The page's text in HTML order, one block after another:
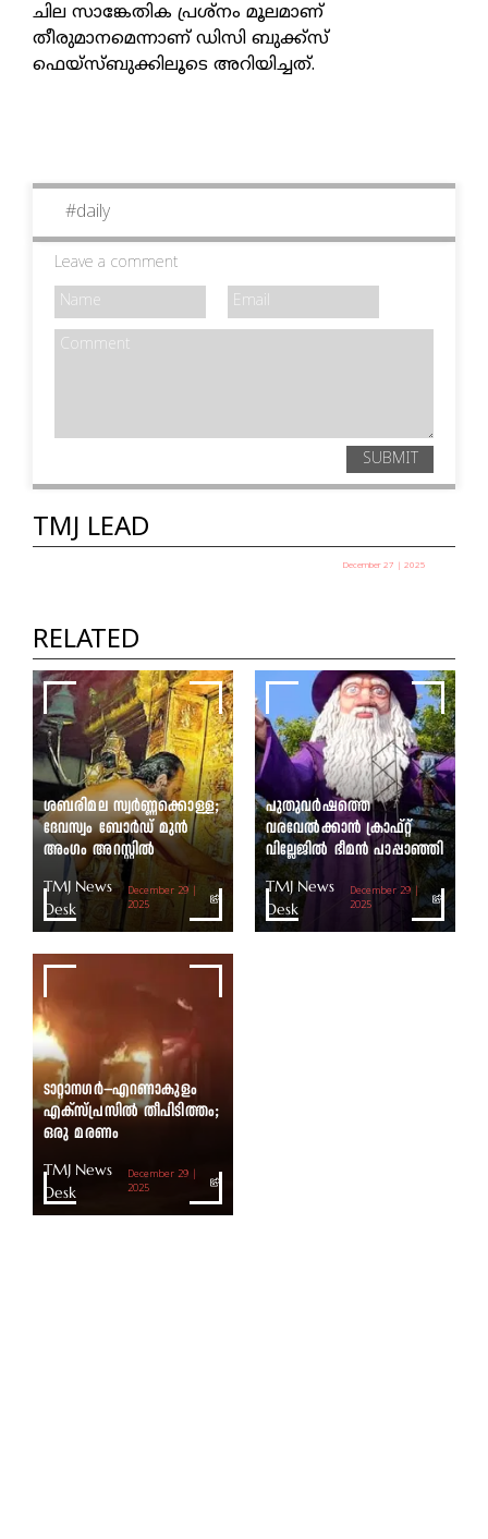
ചില സാങ്കേതിക പ്രശ്‌നം മൂലമാണ്
തീരുമാനമെന്നാണ് ഡിസി ബുക്ക്‌സ്
ഫെയ്‌സ്ബുക്കിലൂടെ അറിയിച്ചത്.
#daily
Leave a comment
SUBMIT
TMJ LEAD
December 27 | 2025
RELATED
ശബരിമല സ്വർണ്ണക്കൊള്ള;
ദേവസ്വം ബോർഡ് മുൻ
അംഗം അറസ്റ്റിൽ
TMJ News
Desk
December 29 |
2025
പുതുവർഷത്തെ
വരവേൽക്കാൻ ക്രാഫ്റ്റ്
വില്ലേജിൽ ഭീമൻ പാപ്പാഞ്ഞി
TMJ News
Desk
December 29 |
2025
ടാറ്റാനഗർ–എറണാകുളം
എക്സ്പ്രസിൽ തീപിടിത്തം;
ഒരു മരണം
TMJ News
Desk
December 29 |
2025